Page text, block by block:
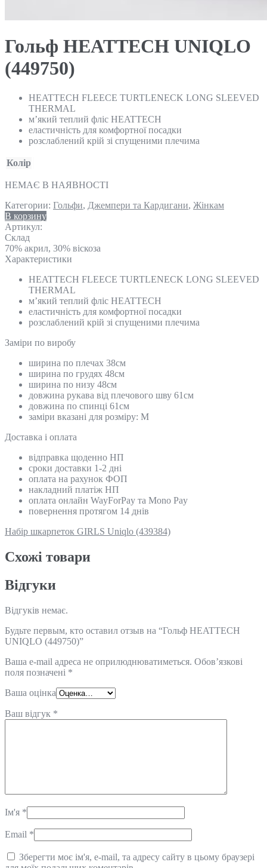
Гольф HEATTECH UNIQLO
(449750)
HEATTECH FLEECE TURTLENECK LONG SLEEVED
THERMAL
м’який теплий фліс HEATTECH
еластичність для комфортної посадки
розслаблений крій зі спущеними плечима
Колір
НЕМАЄ В НАЯВНОСТІ
Категории: Гольфи, Джемпери та Кардигани, Жінкам
В корзину
Артикул:
Склад
70% акрил, 30% віскоза
Характеристики
HEATTECH FLEECE TURTLENECK LONG SLEEVED
THERMAL
м’який теплий фліс HEATTECH
еластичність для комфортної посадки
розслаблений крій зі спущеними плечима
Замiри по виробу
ширина по плечах 38см
ширина по грудях 48см
ширина по низу 48см
довжина рукава від плечового шву 61см
довжина по спинці 61см
заміри вказані для розміру: M
Доставка і оплата
відправка щоденно НП
сроки доставки 1-2 дні
оплата на рахунок ФОП
накладний платіж НП
оплата онлайн WayForPay та Mono Pay
повернення протягом 14 днів
Набір шкарпеток GIRLS Uniqlo (439384)
Схожi товари
Відгуки
Відгуків немає.
Будьте первым, кто оставил отзыв на “Гольф HEATTECH
UNIQLO (449750)”
Ваша e-mail адреса не оприлюднюватиметься. Обов’язкові
поля позначені *
Ваша оцінка
Ваш відгук *
Ім'я *
Email *
Зберегти моє ім'я, e-mail, та адресу сайту в цьому браузері